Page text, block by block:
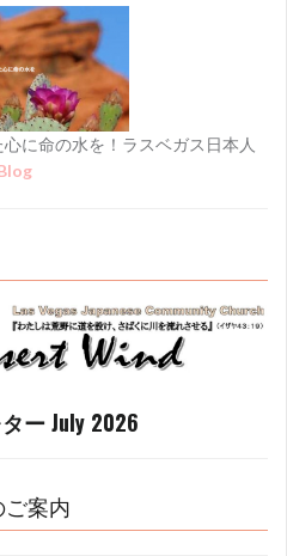
に命の水を！ラスベガス日本人
ー July 2026
ご案内